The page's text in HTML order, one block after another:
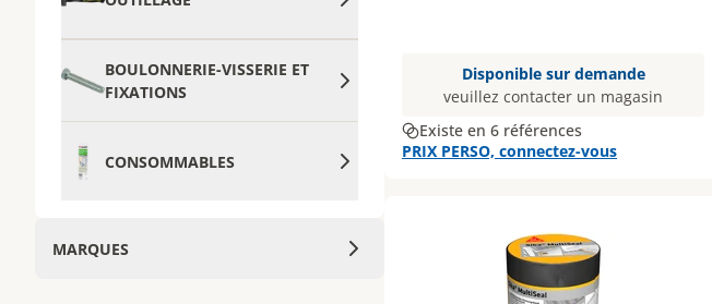
BOULONNERIE-VISSERIE ET
FIXATIONS
CONSOMMABLES
MARQUES
Disponible sur demande
veuillez contacter un magasin
Existe en 6 références
PRIX PERSO, connectez-vous